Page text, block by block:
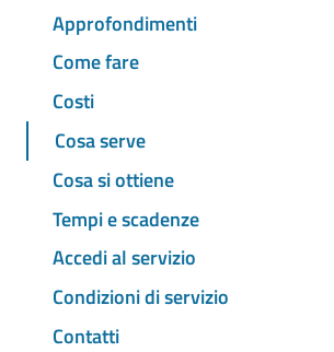
Approfondimenti
Come fare
Costi
Cosa serve
Cosa si ottiene
Tempi e scadenze
Accedi al servizio
Condizioni di servizio
Contatti